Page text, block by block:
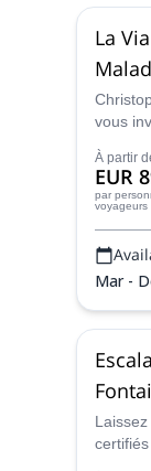
La
vous
rochers
À partir
EUR
par
voyageurs
Mar -